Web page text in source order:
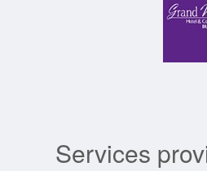
Services